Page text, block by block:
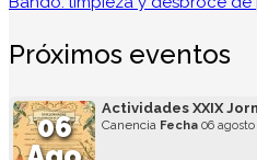
Próximos eventos
06
Actividades XXIX
Canencia Fecha 06 agosto